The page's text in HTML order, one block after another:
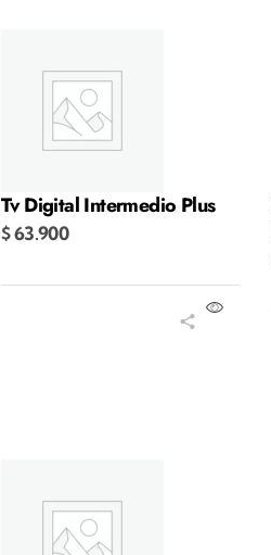
Tv Digital Intermedio Plus
$63.900